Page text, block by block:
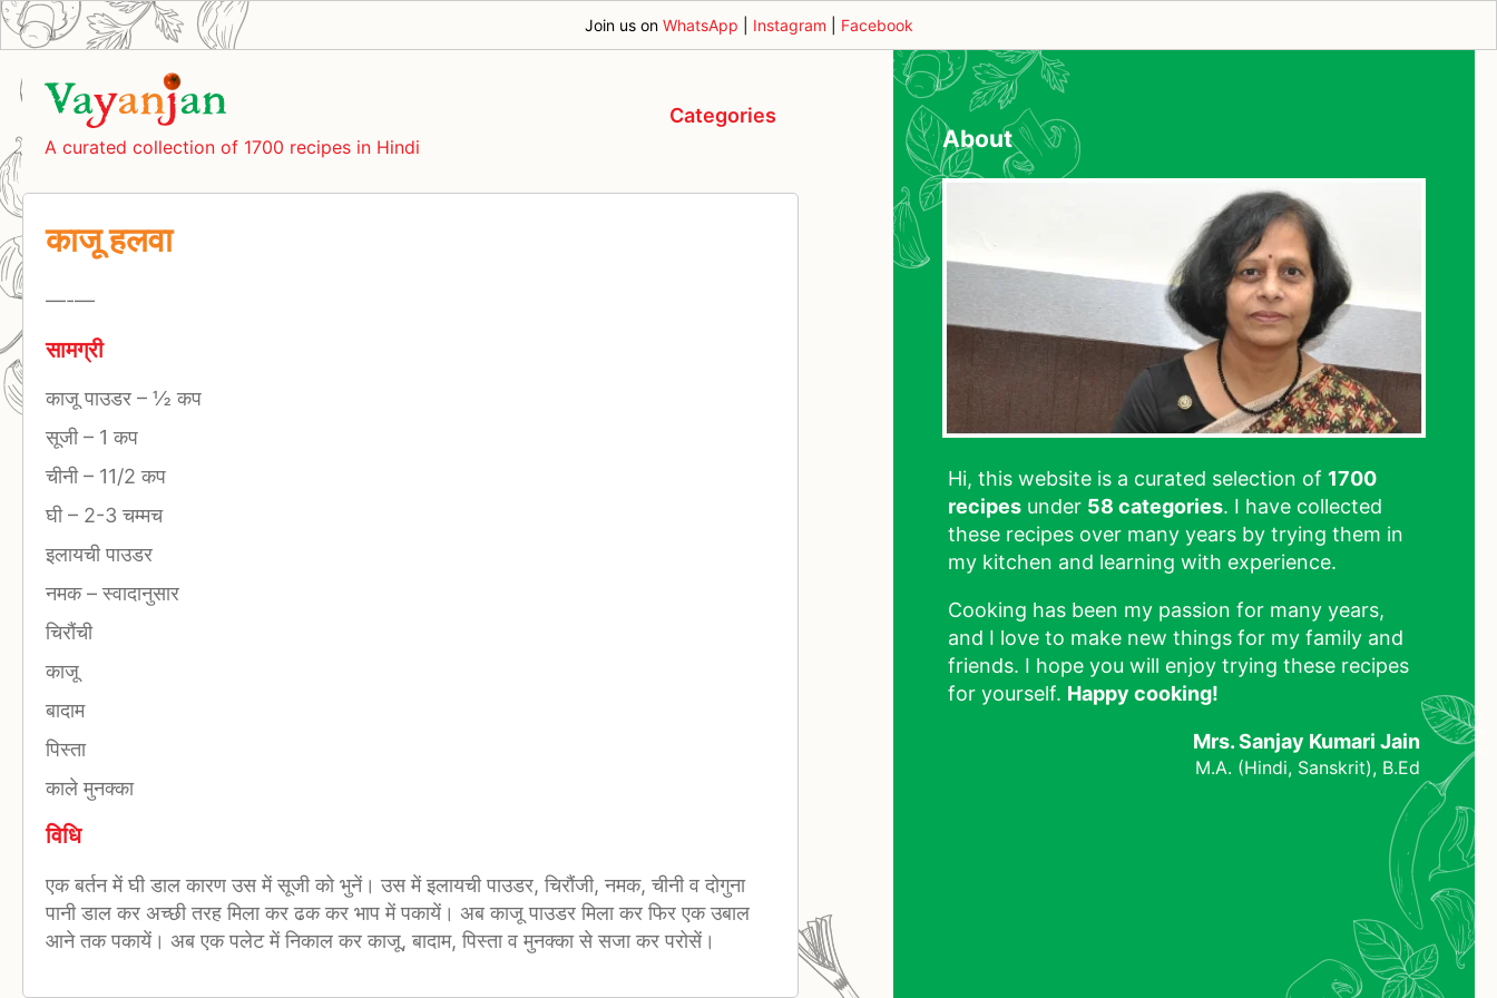
Join us on WhatsApp Instagram Facebook
A curated collection of 1700 recipes in Hindi
Categories
काजू हलवा
—-—
सामग्री
काजू पाउडर – ½ कप
सूजी– 1 कप
चीनी– 11/2 कप
घी– 2-3 चम्मच
इलायची पाउडर
नमक–स्वादानुसार
चिरौंची
काजू
बादाम
पिस्ता
काले मुनक्का
विधि
एक बर्तन में घी डाल कारण उस में सूजी को भुनें। उस में इलायची पाउडर, चिरौंजी, नमक, चीनी व दोगुना
पानी डाल कर अच्छी तरह मिला कर ढक कर भाप में पकायें। अब काजू पाउडर मिला कर फिर एक उबाल
आने तक पकायें। अब एक पलेट में निकाल कर काजू, बादाम, पिस्ता व मुनक्का से सजा कर परोसें।
About
Hi, this website is a curated selection of 1700
recipes under 58 categories. I have collected
these recipes over many years by trying them in
my kitchen and learning with experience.
Cooking has been my passion for many years,
and I love to make new things for my family and
friends. I hope you will enjoy trying these recipes
for yourself. Happy cooking!
Mrs. Sanjay Kumari Jain
M.A. (Hindi, Sanskrit), B.Ed